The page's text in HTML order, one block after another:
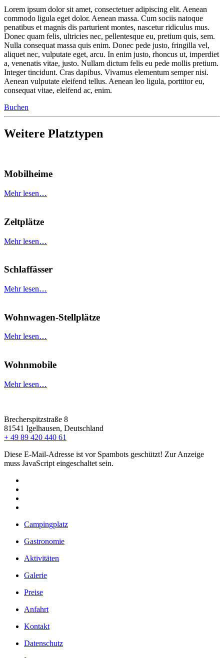
Lorem ipsum dolor sit amet, consectetuer adipiscing elit. Aenean
commodo ligula eget dolor. Aenean massa. Cum sociis natoque
penatibus et magnis dis parturient montes, nascetur ridiculus mus.
Donec quam felis, ultricies nec, pellentesque eu, pretium quis, sem.
Nulla consequat massa quis enim. Donec pede justo, fringilla vel,
aliquet nec, vulputate eget, arcu. In enim justo, rhoncus ut, imperdiet
a, venenatis vitae, justo. Nullam dictum felis eu pede mollis pretium.
Integer tincidunt. Cras dapibus. Vivamus elementum semper nisi.
Aenean vulputate eleifend tellus. Aenean leo ligula, porttitor eu,
consequat vitae, eleifend ac, enim.
Buchen
Weitere Platztypen
Mobilheime
Mehr lesen…
Zeltplätze
Mehr lesen…
Schlaffässer
Mehr lesen…
Wohnwagen-Stellplätze
Mehr lesen…
Wohnmobile
Mehr lesen…
Brecherspitzstraße 8
81541 Igelhausen, Deutschland
+ 49 89 420 440 61
Diese E-Mail-Adresse ist vor Spambots geschützt! Zur Anzeige
muss JavaScript eingeschaltet sein.
Campingplatz
Gastronomie
Aktivitäten
Galerie
Preise
Anfahrt
Kontakt
Datenschutz